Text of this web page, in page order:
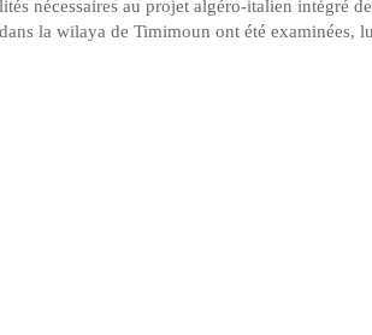
nécessaires au projet algéro-italien intégré
la wilaya de Timimoun ont été examinées,